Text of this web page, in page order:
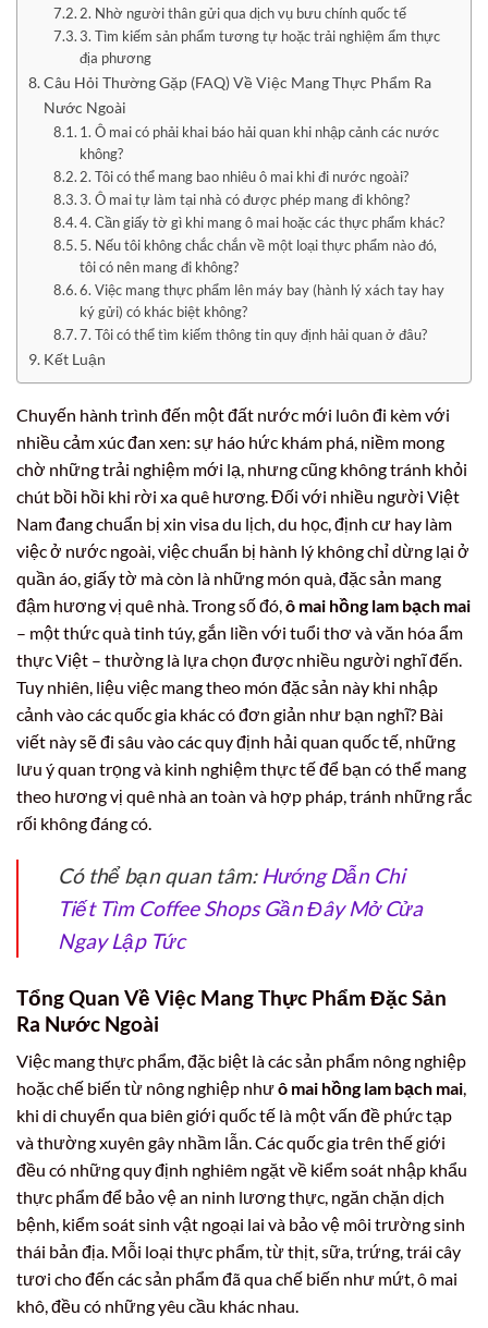
2. Nhờ người thân gửi qua dịch vụ bưu chính quốc tế
3. Tìm kiếm sản phẩm tương tự hoặc trải nghiệm ẩm thực
địa phương
Câu Hỏi Thường Gặp (FAQ) Về Việc Mang Thực Phẩm Ra
Nước Ngoài
1. Ô mai có phải khai báo hải quan khi nhập cảnh các nước
không?
2. Tôi có thể mang bao nhiêu ô mai khi đi nước ngoài?
3. Ô mai tự làm tại nhà có được phép mang đi không?
4. Cần giấy tờ gì khi mang ô mai hoặc các thực phẩm khác?
5. Nếu tôi không chắc chắn về một loại thực phẩm nào đó,
tôi có nên mang đi không?
6. Việc mang thực phẩm lên máy bay (hành lý xách tay hay
ký gửi) có khác biệt không?
7. Tôi có thể tìm kiếm thông tin quy định hải quan ở đâu?
Kết Luận
Chuyến hành trình đến một đất nước mới luôn đi kèm với
nhiều cảm xúc đan xen: sự háo hức khám phá, niềm mong
chờ những trải nghiệm mới lạ, nhưng cũng không tránh khỏi
chút bồi hồi khi rời xa quê hương. Đối với nhiều người Việt
Nam đang chuẩn bị xin visa du lịch, du học, định cư hay làm
việc ở nước ngoài, việc chuẩn bị hành lý không chỉ dừng lại ở
quần áo, giấy tờ mà còn là những món quà, đặc sản mang
đậm hương vị quê nhà. Trong số đó,ô mai hồng lam bạch mai
– một thức quà tinh túy, gắn liền với tuổi thơ và văn hóa ẩm
thực Việt – thường là lựa chọn được nhiều người nghĩ đến.
Tuy nhiên, liệu việc mang theo món đặc sản này khi nhập
cảnh vào các quốc gia khác có đơn giản như bạn nghĩ? Bài
viết này sẽ đi sâu vào các quy định hải quan quốc tế, những
lưu ý quan trọng và kinh nghiệm thực tế để bạn có thể mang
theo hương vị quê nhà an toàn và hợp pháp, tránh những rắc
rối không đáng có.
Có thể bạn quan tâm: Hướng Dẫn Chi
Tiết Tìm Coffee Shops Gần Đây Mở Cửa
Ngay Lập Tức
Tổng Quan Về Việc Mang Thực Phẩm Đặc Sản
Ra Nước Ngoài
Việc mang thực phẩm, đặc biệt là các sản phẩm nông nghiệp
hoặc chế biến từ nông nghiệp nhưô mai hồng lam bạch mai,
khi di chuyển qua biên giới quốc tế là một vấn đề phức tạp
và thường xuyên gây nhầm lẫn. Các quốc gia trên thế giới
đều có những quy định nghiêm ngặt về kiểm soát nhập khẩu
thực phẩm để bảo vệ an ninh lương thực, ngăn chặn dịch
bệnh, kiểm soát sinh vật ngoại lai và bảo vệ môi trường sinh
thái bản địa. Mỗi loại thực phẩm, từ thịt, sữa, trứng, trái cây
tươi cho đến các sản phẩm đã qua chế biến như mứt, ô mai
khô, đều có những yêu cầu khác nhau.